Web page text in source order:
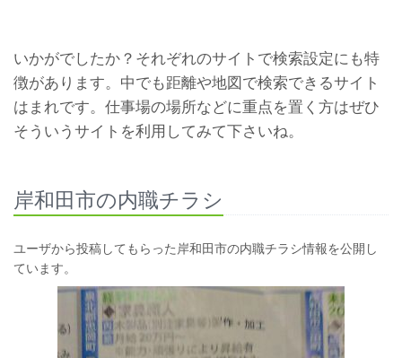
いかがでしたか？それぞれのサイトで検索設定にも特
徴があります。中でも距離や地図で検索できるサイト
はまれです。仕事場の場所などに重点を置く方はぜひ
そういうサイトを利用してみて下さいね。
岸和田市の内職チラシ
ユーザから投稿してもらった岸和田市の内職チラシ情報を公開し
ています。